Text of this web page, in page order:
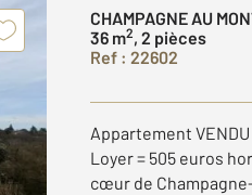
CHAMPAGNE AU
36 m2, 2 pièces
Ref : 22602
Appartement
Loyer = 505 euros
cœur de